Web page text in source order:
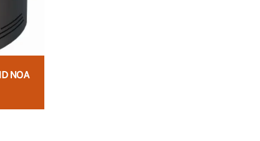
NOA